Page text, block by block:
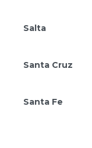
Salta
Santa Cruz
Santa Fe